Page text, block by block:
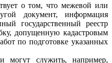
о том, что межевой или
документ, информация
государственный реестр
допущенную кадастровым
по подготовке указанных
могут служить, например,